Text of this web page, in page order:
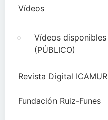
Vídeos
Vídeos disponibles
(PÚBLICO)
Revista Digital ICAMUR
Fundación Ruiz-Funes